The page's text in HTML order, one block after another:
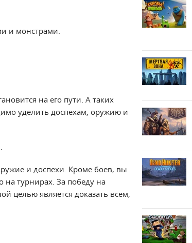
и монстрами.
на его пути. А таких
уделить доспехам, оружию и
и доспехи. Кроме боев, вы
на турнирах. За победу на
целью является доказать всем,